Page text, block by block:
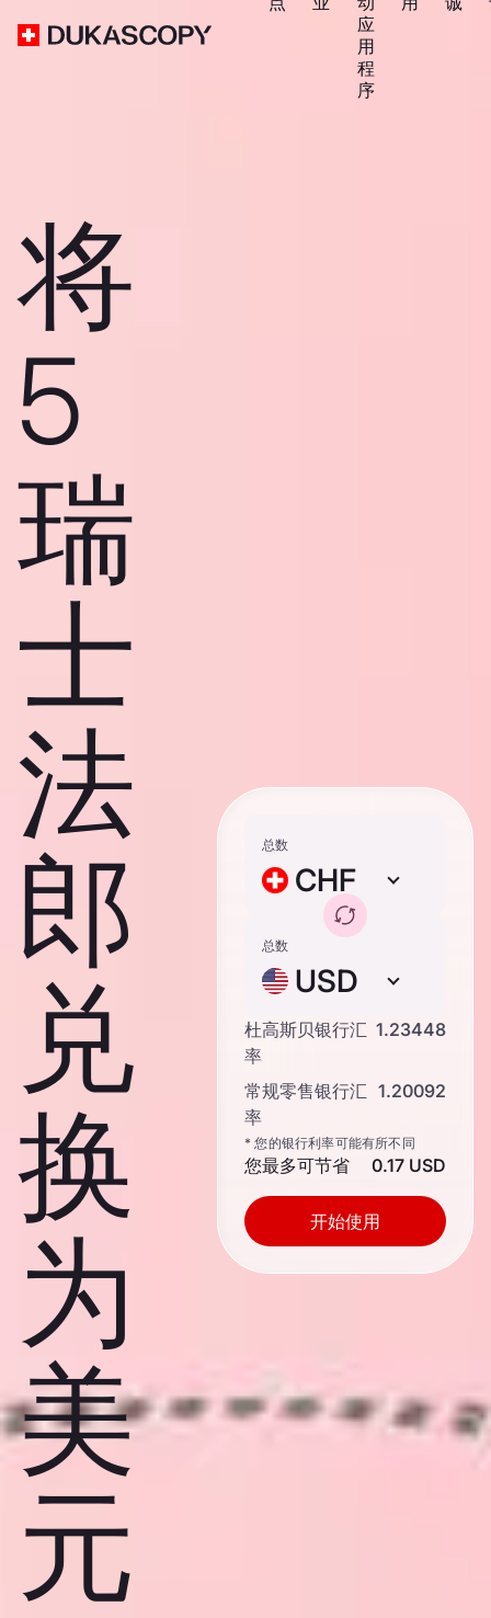
应
用
程
序
将
5
瑞
士
法
郎
兑
换
为
美
元
总数
CHF
总数
USD
杜高斯贝银行汇
率
1.23448
常规零售银行汇
率
1.20092
* 您的银行利率可能有所不同
您最多可节省 0.17 USD
开始使用